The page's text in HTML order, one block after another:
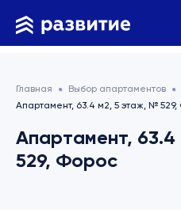
Главная
Выбор апартаментов
Апартамент, 63.4 м2, 5 этаж, №
Апартамент,
529, Форос